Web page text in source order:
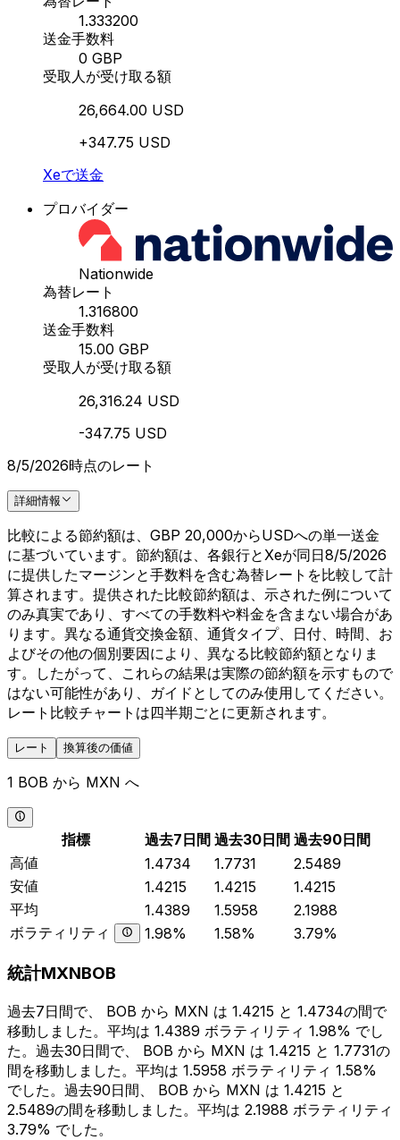
1.333200
送金手数料
0 GBP
受取人が受け取る額
26,664.00 USD
+347.75 USD
Xeで送金
プロバイダー
Nationwide
為替レート
1.316800
送金手数料
15.00 GBP
受取人が受け取る額
26,316.24 USD
-347.75 USD
8/5/2026時点のレート
詳細情報
比較による節約額は、GBP 20,000からUSDへの単一送金
に基づいています。節約額は、各銀行とXeが同日8/5/2026
に提供したマージンと手数料を含む為替レートを比較して計
算されます。提供された比較節約額は、示された例について
のみ真実であり、すべての手数料や料金を含まない場合があ
ります。異なる通貨交換金額、通貨タイプ、日付、時間、お
よびその他の個別要因により、異なる比較節約額となりま
す。したがって、これらの結果は実際の節約額を示すもので
はない可能性があり、ガイドとしてのみ使用してください。
レート比較チャートは四半期ごとに更新されます。
レート 換算後の価値
1 BOB から MXN へ
指標 過去7日間 過去30日間 過去90日間
高値
1.4734 1.7731
2.5489
安値
1.4215 1.4215
1.4215
平均
1.4389 1.5958
2.1988
ボラティリティ
1.98% 1.58% 3.79%
統計MXNBOB
過去7日間で、 BOB から MXN は 1.4215 と 1.4734の間で
移動しました。平均は 1.4389 ボラティリティ 1.98% でし
た。過去30日間で、 BOB から MXN は 1.4215 と 1.7731の
間を移動しました。平均は 1.5958 ボラティリティ 1.58%
でした。過去90日間、 BOB から MXN は 1.4215 と
2.5489の間を移動しました。平均は 2.1988 ボラティリティ
3.79% でした。